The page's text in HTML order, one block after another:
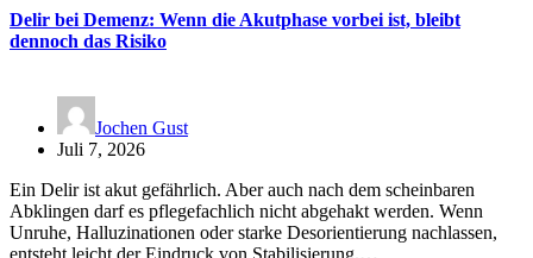
Delir bei Demenz: Wenn die Akutphase vorbei ist, bleibt
dennoch das Risiko
Jochen Gust
Juli 7, 2026
Ein Delir ist akut gefährlich. Aber auch nach dem scheinbaren
Abklingen darf es pflegefachlich nicht abgehakt werden. Wenn
Unruhe, Halluzinationen oder starke Desorientierung nachlassen,
entsteht leicht der Eindruck von Stabilisierung.…